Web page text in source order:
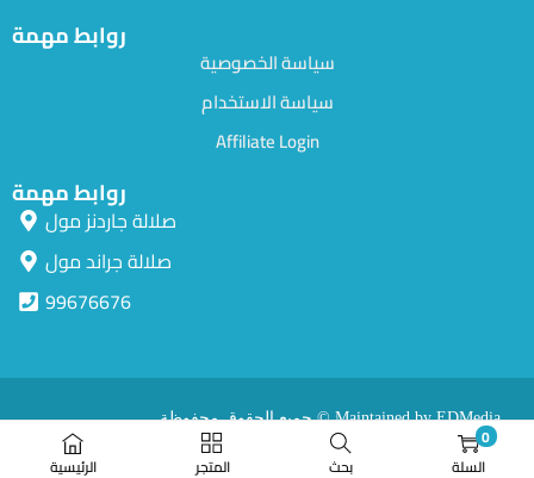
الرئيسية المتجر بحث
0
السلة
روابط مهمة
سياسة الخصوصية
سياسة الاستخدام
Affiliate Login
روابط مهمة
صلالة جاردنز مول
صلالة جراند مول
99676676
جميع الحقوق محفوظة © Maintained by EDMedia.